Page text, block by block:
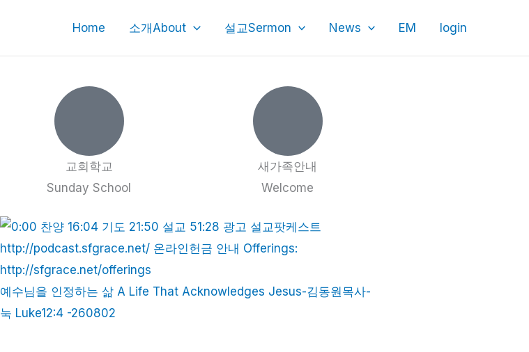
Home 소개About 설교Sermon News EM login
교회학교
Sunday School
새가족안내
Welcome
예수님을 인정하는 삶 A Life That Acknowledges Jesus-김동원목사-
눅 Luke12:4 -260802